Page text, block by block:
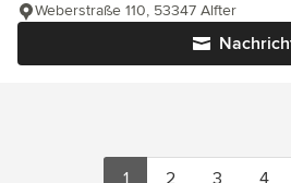
Weberstraße 110, 53347 Alfter